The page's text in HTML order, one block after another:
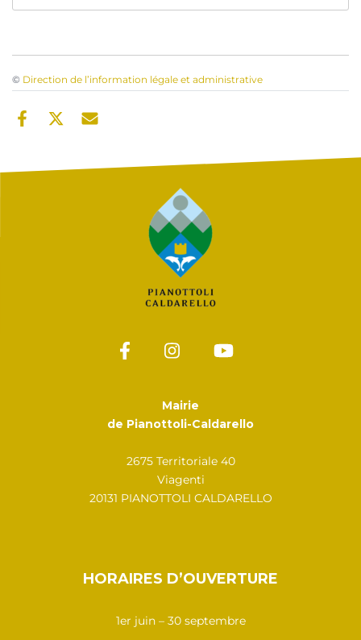
© Direction de l’information légale et administrative
Mairie
de Pianottoli-Caldarello
2675 Territoriale 40
Viagenti
20131 PIANOTTOLI CALDARELLO
HORAIRES D’OUVERTURE
1er juin – 30 septembre